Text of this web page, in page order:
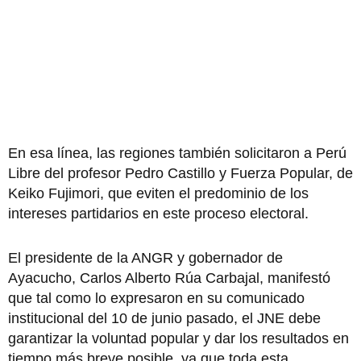
En esa línea, las regiones también solicitaron a Perú
Libre del profesor Pedro Castillo y Fuerza Popular, de
Keiko Fujimori, que eviten el predominio de los
intereses partidarios en este proceso electoral.
El presidente de la ANGR y gobernador de
Ayacucho, Carlos Alberto Rúa Carbajal, manifestó
que tal como lo expresaron en su comunicado
institucional del 10 de junio pasado, el JNE debe
garantizar la voluntad popular y dar los resultados en